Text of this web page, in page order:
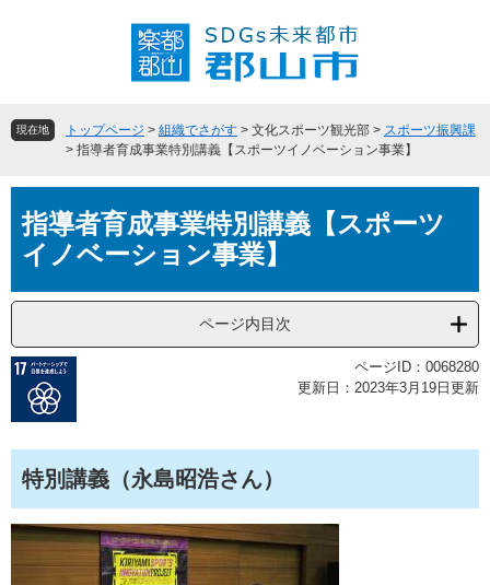
頭
飛現在地 トップページ > 組織でさがす > 文化スポーツ観光部 > スポーツ振興課
> 指導者育成事業特別講義【スポーツイノベーション事業】
文指導者育成事業特別講義【スポーツ
イノベーション事業】
ページ内目次
ページID：0068280
更新日：2023年3月19日更新
特別講義（永島昭浩さん）